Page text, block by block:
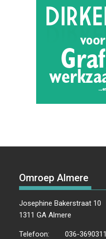
Omroep Almere
Josephine Bakerstraat 10
1311 GA Almere
Telefoon:
036-3690311